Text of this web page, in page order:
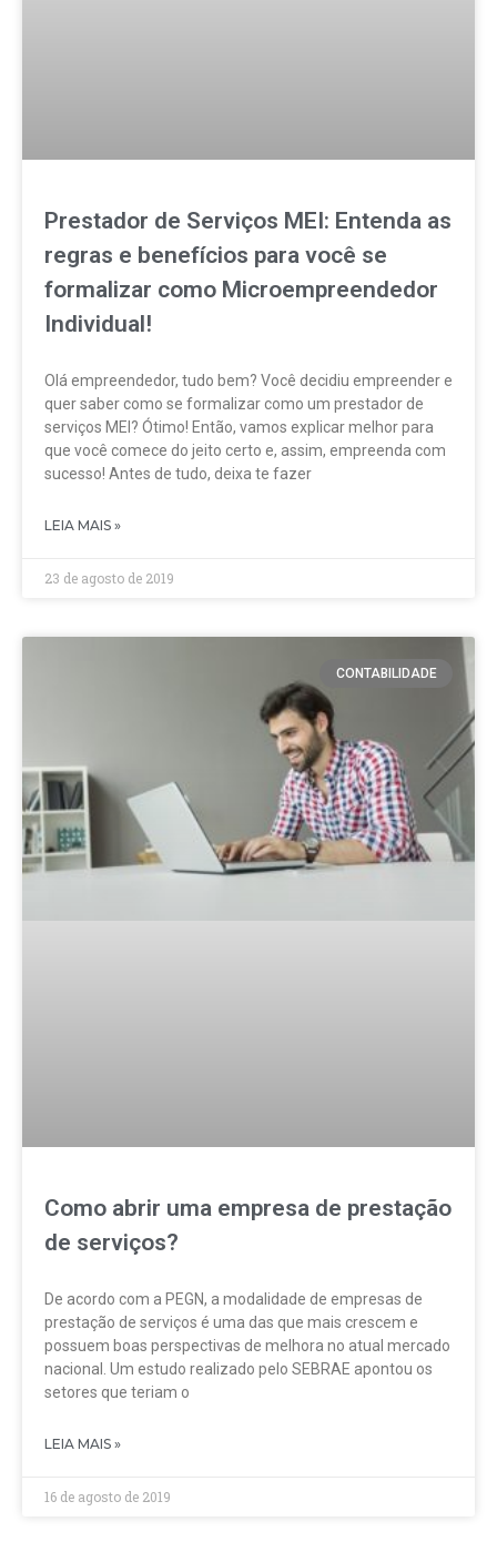
Prestador de Serviços MEI: Entenda as
regras e benefícios para você se
formalizar como Microempreendedor
Individual!
Olá empreendedor, tudo bem? Você decidiu empreender e
quer saber como se formalizar como um prestador de
serviços MEI? Ótimo! Então, vamos explicar melhor para
que você comece do jeito certo e, assim, empreenda com
sucesso! Antes de tudo, deixa te fazer
LEIA MAIS »
23 de agosto de 2019
CONTABILIDADE
Como abrir uma empresa de prestação
de serviços?
De acordo com a PEGN, a modalidade de empresas de
prestação de serviços é uma das que mais crescem e
possuem boas perspectivas de melhora no atual mercado
nacional. Um estudo realizado pelo SEBRAE apontou os
setores que teriam o
LEIA MAIS »
16 de agosto de 2019